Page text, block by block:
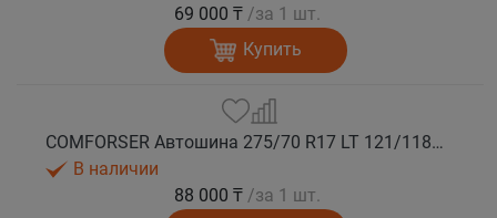
69 000 ₸ /за 1 шт.
Купить
COMFORSER Автошина 275/70 R17 LT 121/118S CF1100 10PR RWL лето
В наличии
88 000 ₸ /за 1 шт.